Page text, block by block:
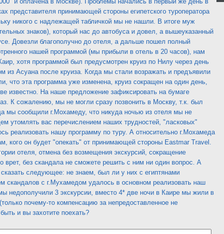
представителя принимающей стороны египетского туроператора
никого с надлежащей табличкой мы не нашли. В итоге муж
знаков), который нас до автобуса и довел, а вышеуказанный
Довезли благополучно до отеля, а дальше пошел полный
нашей программой (мы прибыли в отель в 20 часов), нам
хотя программой был предусмотрен круиз по Нилу через день
Асуана после круиза. Когда мы стали возражать и предъявили
что эта программа уже изменена, круиз сокращен на один день,
известно. На наше предложение зафиксировать на бумаге
К сожалению, мы не могли сразу позвонить в Москву, т.к. был
мы сообщили г.Мохамеду, что никуда ночью из отеля мы не
утомлять вас перечислением наших трудностей, "ласковых"
реализовать нашу программу по туру. А относительно г.Мохамеда
кого он будет "опекать" от принимающей стороны Eastmar Travel.
отеля, отмена без возмещения экскурсий, сокращение
врет, без скандала не сможете решить с ним ни один вопрос. А
следующее: не знаем, был ли у них с египтянами
скандалов с г.Мухамедом удалось в основном реализовать наш
недополучили 3 экскурсии, вместо 4* две ночи в Каире мы жили в
почему-то компенсацию за непредоставленное не
и вы захотите поехать?